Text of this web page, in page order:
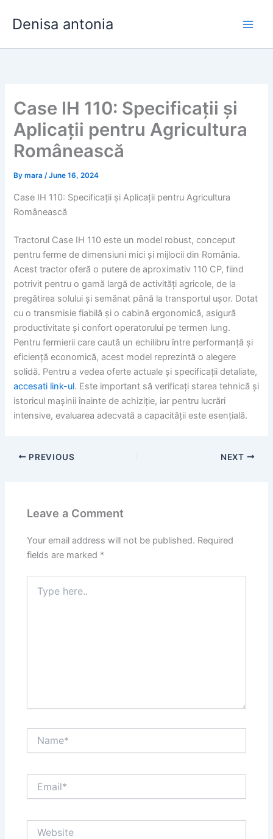
Denisa antonia
Case IH 110: Specificații și
Aplicații pentru Agricultura
Românească
Bymara/June 16, 2024
Case IH 110: Specificații și Aplicații pentru Agricultura
Românească
Tractorul Case IH 110 este un model robust, conceput
pentru ferme de dimensiuni mici și mijlocii din România.
Acest tractor oferă o putere de aproximativ 110 CP, fiind
potrivit pentru o gamă largă de activități agricole, de la
pregătirea solului și semănat până la transportul ușor. Dotat
cu o transmisie fiabilă și o cabină ergonomică, asigură
productivitate și confort operatorului pe termen lung.
Pentru fermierii care caută un echilibru între performanță și
eficiență economică, acest model reprezintă o alegere
solidă. Pentru a vedea oferte actuale și specificații detaliate,
accesati link-ul. Este important să verificați starea tehnică și
istoricul mașinii înainte de achiziție, iar pentru lucrări
intensive, evaluarea adecvată a capacității este esențială.
PREVIOUS NEXT
Leave a Comment
Your email address will not be published. Required
fields are marked *
here..